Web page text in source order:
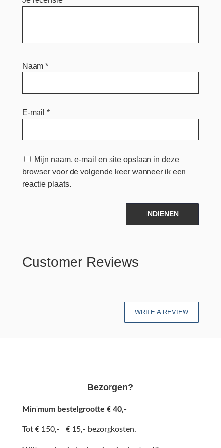
Naam *
E-mail *
Mijn naam, e-mail en site opslaan in deze
browser voor de volgende keer wanneer ik een
reactie plaats.
INDIENEN
Customer Reviews
WRITE A REVIEW
Bezorgen?
Minimum bestelgrootte € 40,-
Tot € 150,- € 15,- bezorgkosten.